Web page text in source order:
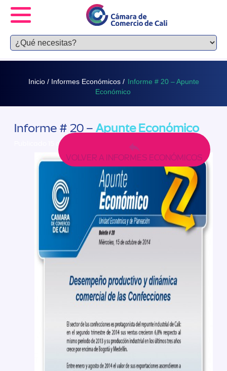
Inicio / Informes Económicos / Informe # 20 – Apunte
Económico
Informe # 20 – Apunte Económico
Publicado 15 octubre, 2014
VOLVER A INFORMES ECONÓMICOS